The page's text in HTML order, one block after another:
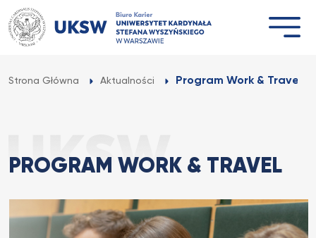
Przejdź
do
treści
Strona Główna Aktualności Program Work & Travel
PROGRAM WORK & TRAVEL